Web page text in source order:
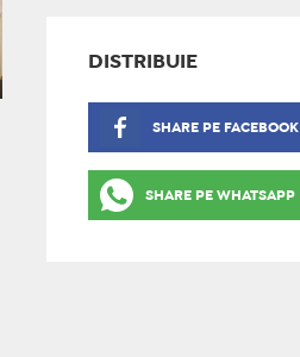
DISTRIBUIE
SHARE PE FACEBOOK
SHARE PE WHATSAPP